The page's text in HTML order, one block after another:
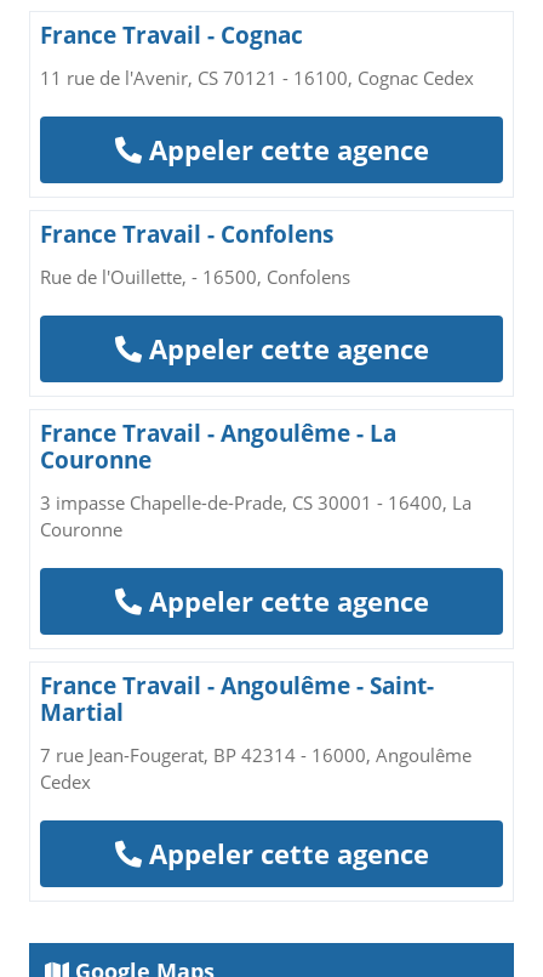
France Travail - Cognac
11 rue de l'Avenir, CS 70121 - 16100, Cognac Cedex
Appeler cette agence
France Travail - Confolens
Rue de l'Ouillette, - 16500, Confolens
Appeler cette agence
France Travail - Angoulême - La
Couronne
3 impasse Chapelle-de-Prade, CS 30001 - 16400, La
Couronne
Appeler cette agence
France Travail - Angoulême - Saint-
Martial
7 rue Jean-Fougerat, BP 42314 - 16000, Angoulême
Cedex
Appeler cette agence
Google Maps